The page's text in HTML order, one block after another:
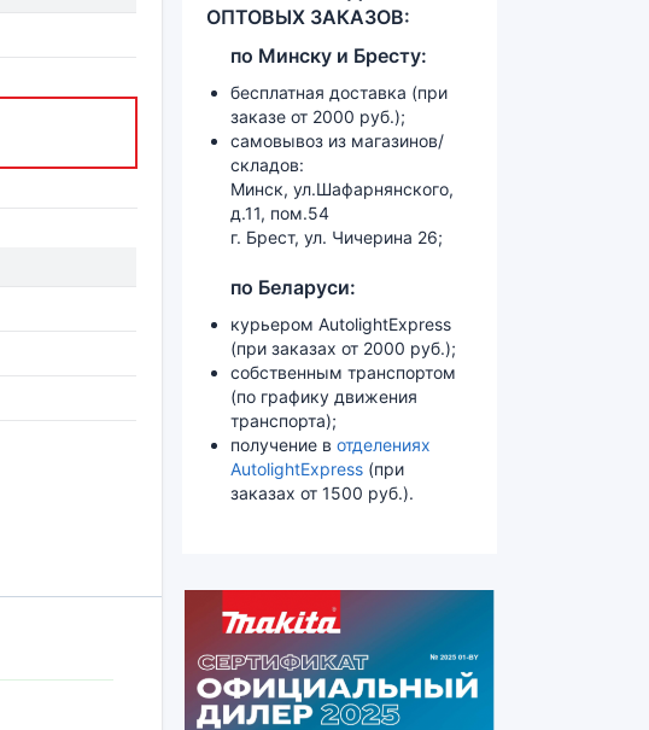
ОПТОВЫХ ЗАКАЗОВ:
по Минску и Бресту:
бесплатная доставка (при
заказе от 2000 руб.);
самовывоз из магазинов/
складов:
Минск, ул.Шафарнянского,
д.11, пом.54
г. Брест, ул. Чичерина 26;
по Беларуси:
курьером AutolightExpress
(при заказах от 2000 руб.);
собственным транспортом
(по графику движения
транспорта);
получение в отделениях
AutolightExpress (при
заказах от 1500 руб.).